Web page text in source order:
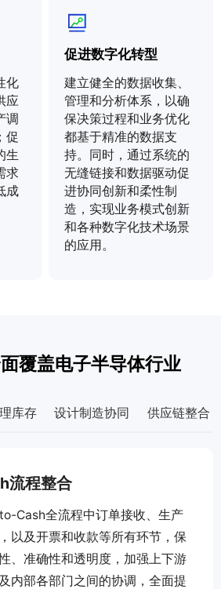
化
应
调
促
生
求
成
促进数字化转型
建立健全的数据收集、
管理和分析体系，以确
保决策过程和业务优化
都基于精准的数据支
持。同时，通过系统的
无缝链接和数据驱动促
进协同创新和柔性制
造，实现业务模式创新
和各种数字化技术场景
的应用。
覆盖电子半导体行业
库存 设计制造协同 供应链整合
流程整合
Cash全流程中订单接收、生产
以及开票和收款等所有环节，保
、准确性和透明度，加强上下游
内部各部门之间的协调，全面提